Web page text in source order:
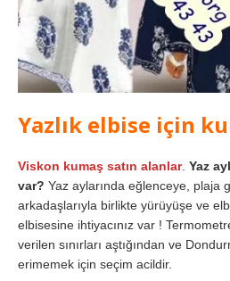
Yazlık elbise için
Viskon kumaş satın alanlar. Yaz
var? Yaz aylarında eğlenceye, plaja
arkadaşlarıyla birlikte yürüyüşe ve
elbisesine ihtiyacınız var !
verilen sınırları aştığından ve
erimemek için seçim acildir.